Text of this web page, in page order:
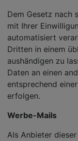
Dem Gesetz nach
mit Ihrer
automatisiert
Dritten in einem
aushändigen zu
Daten an einen
entsprechend
erfolgen.
Werbe-Mails
Als Anbieter